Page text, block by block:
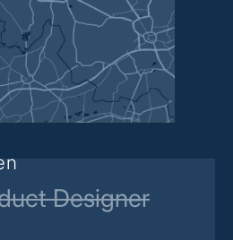
Designer